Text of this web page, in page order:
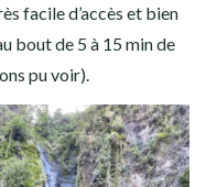
facile d’accès et bien
bout de 5 à 15 min de
pu voir).